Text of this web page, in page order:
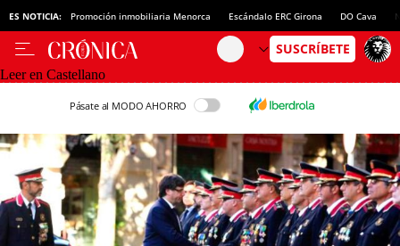
ES NOTICIA: Promoción inmobiliaria Menorca Escándalo ERC Girona DO Cava
Leer en Castellano
Pásate al MODO AHORRO